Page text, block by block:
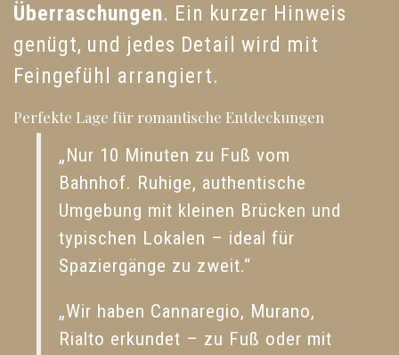
Überraschungen. Ein kurzer Hinweis
genügt, und jedes Detail wird mit
Feingefühl arrangiert.
Perfekte Lage für romantische Entdeckungen
„Nur 10 Minuten zu Fuß vom
Bahnhof. Ruhige, authentische
Umgebung mit kleinen Brücken und
typischen Lokalen – ideal für
Spaziergänge zu zweit.“
„Wir haben Cannaregio, Murano,
Rialto erkundet – zu Fuß oder mit